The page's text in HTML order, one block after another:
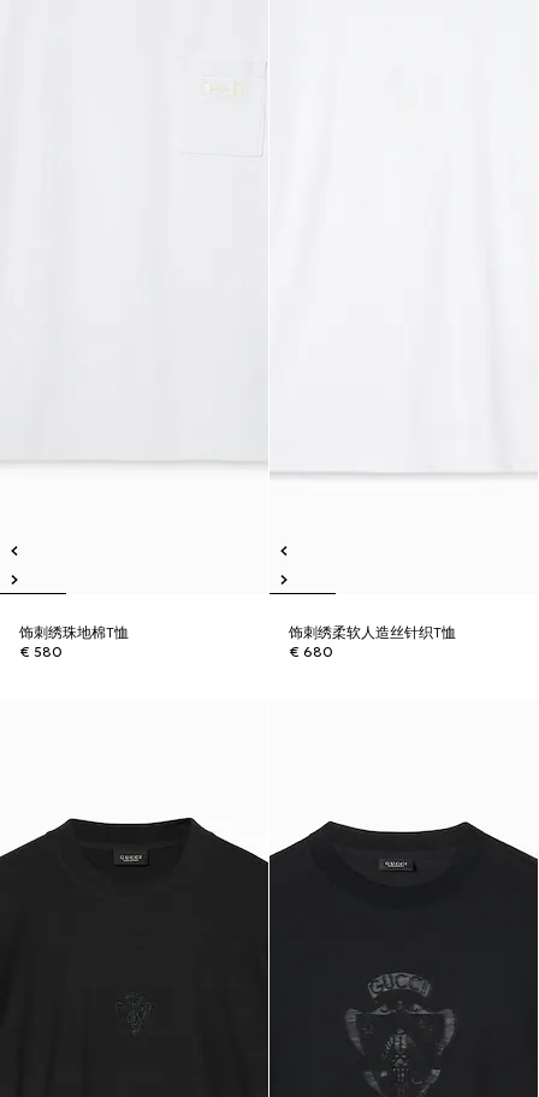
饰刺绣珠地棉T恤
€ 580
饰刺绣柔软人造丝针织T恤
€ 680